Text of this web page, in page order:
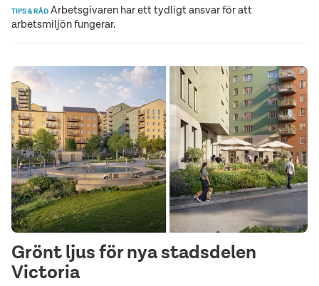
TIPS & RÅD Arbetsgivaren har ett tydligt ansvar för att
arbetsmiljön fungerar.
Grönt ljus för nya stadsdelen
Victoria